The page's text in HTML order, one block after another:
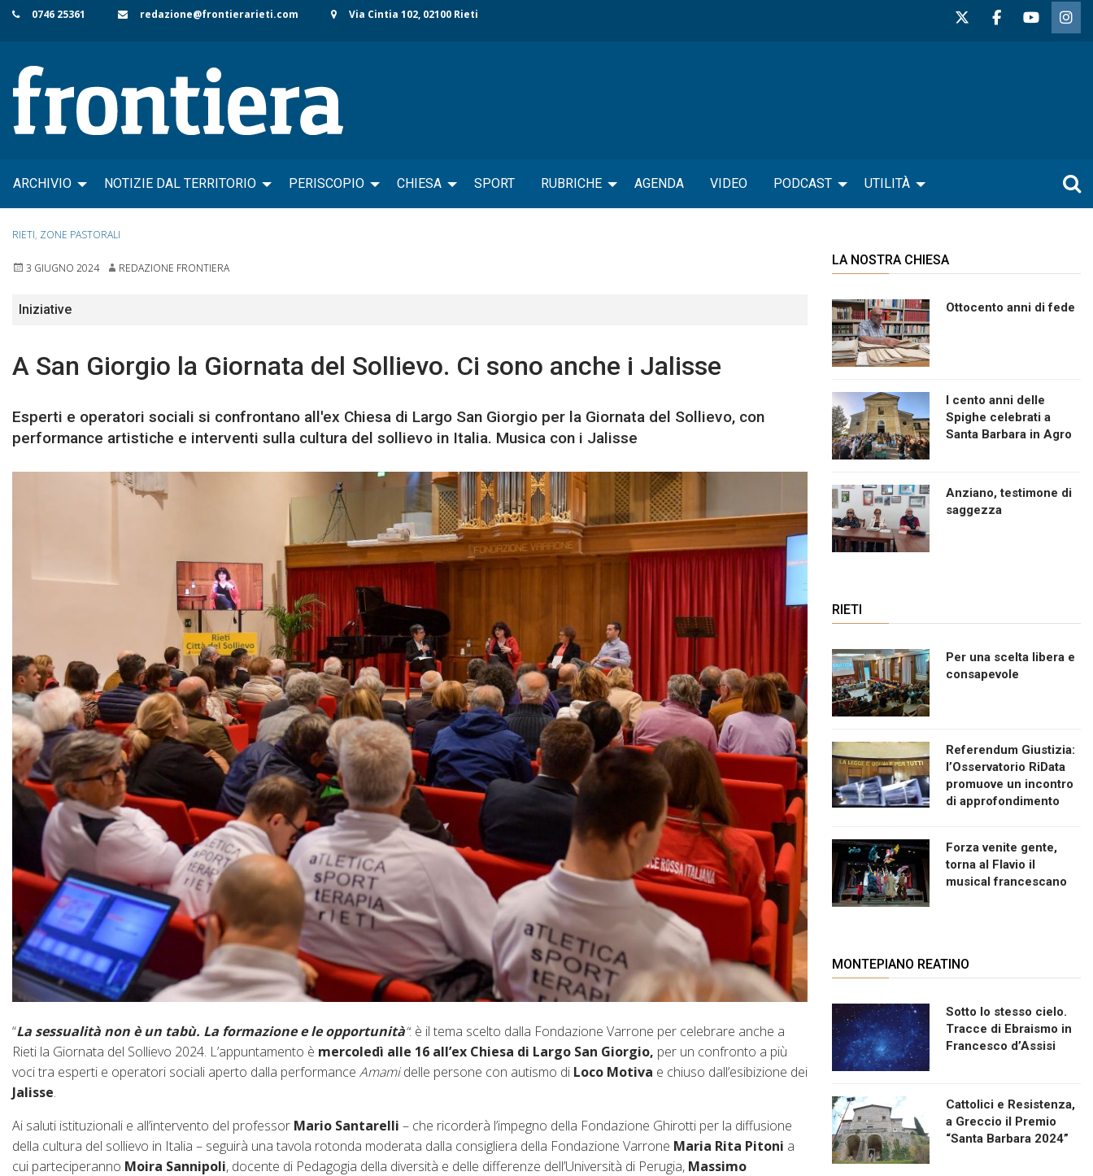
Skip
content
0746 25361 redazione@frontierarieti.com Via Cintia 102, 02100 Rieti
ARCHIVIO NOTIZIE DAL TERRITORIO PERISCOPIO CHIESA SPORT RUBRICHE AGENDA VIDEO PODCAST UTILITÀ
RIETI, ZONE PASTORALI
3 GIUGNO 2024 REDAZIONE FRONTIERA
Iniziative
A San Giorgio la Giornata del Sollievo. Ci sono anche i Jalisse
Esperti e operatori sociali si confrontano all'ex Chiesa di Largo San Giorgio per la Giornata del Sollievo, con
performance artistiche e interventi sulla cultura del sollievo in Italia. Musica con i Jalisse
“La sessualità non è un tabù. La formazione e le opportunità“: è il tema scelto dalla Fondazione Varrone per celebrare anche a
Rieti la Giornata del Sollievo 2024. L’appuntamento è mercoledì alle 16 all’ex Chiesa di Largo San Giorgio, per un confronto a più
voci tra esperti e operatori sociali aperto dalla performance Amamidelle persone con autismo di Loco Motiva e chiuso dall’esibizione dei
Jalisse.
Ai saluti istituzionali e all’intervento del professor Mario Santarelli – che ricorderà l’impegno della Fondazione Ghirotti per la diffusione
della cultura del sollievo in Italia – seguirà una tavola rotonda moderata dalla consigliera della Fondazione Varrone Maria Rita Pitoni a
cui parteciperanno Moira Sannipoli, docente di Pedagogia della diversità e delle differenze dell’Università di Perugia, Massimo
LA NOSTRA CHIESA
Ottocento anni di fede
I cento anni delle
Spighe celebrati a
Santa Barbara in Agro
Anziano, testimone di
saggezza
RIETI
Per una scelta libera e
consapevole
Referendum Giustizia:
l’Osservatorio RiData
promuove un incontro
di approfondimento
Forza venite gente,
torna al Flavio il
musical francescano
MONTEPIANO REATINO
Sotto lo stesso cielo.
Tracce di Ebraismo in
Francesco d’Assisi
Cattolici e Resistenza,
a Greccio il Premio
“Santa Barbara 2024”